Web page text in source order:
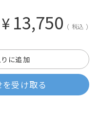
¥ 13,750 税込
に追加
受け取る